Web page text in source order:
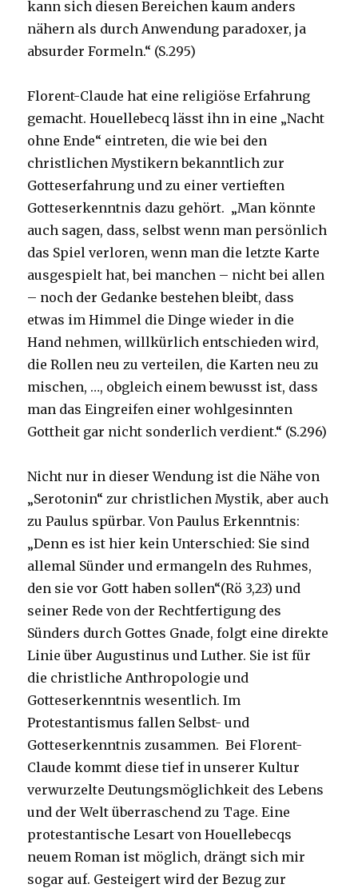
kann sich diesen Bereichen kaum anders
nähern als durch Anwendung paradoxer, ja
absurder Formeln.“ (S.295)
Florent-Claude hat eine religiöse Erfahrung
gemacht. Houellebecq lässt ihn in eine „Nacht
ohne Ende“ eintreten, die wie bei den
christlichen Mystikern bekanntlich zur
Gotteserfahrung und zu einer vertieften
Gotteserkenntnis dazu gehört. „Man könnte
auch sagen, dass, selbst wenn man persönlich
das Spiel verloren, wenn man die letzte Karte
ausgespielt hat, bei manchen – nicht bei allen
– noch der Gedanke bestehen bleibt, dass
etwas im Himmel die Dinge wieder in die
Hand nehmen, willkürlich entschieden wird,
die Rollen neu zu verteilen, die Karten neu zu
mischen, …, obgleich einem bewusst ist, dass
man das Eingreifen einer wohlgesinnten
Gottheit gar nicht sonderlich verdient.“ (S.296)
Nicht nur in dieser Wendung ist die Nähe von
„Serotonin“ zur christlichen Mystik, aber auch
zu Paulus spürbar. Von Paulus Erkenntnis:
„Denn es ist hier kein Unterschied: Sie sind
allemal Sünder und ermangeln des Ruhmes,
den sie vor Gott haben sollen“(Rö 3,23) und
seiner Rede von der Rechtfertigung des
Sünders durch Gottes Gnade, folgt eine direkte
Linie über Augustinus und Luther. Sie ist für
die christliche Anthropologie und
Gotteserkenntnis wesentlich. Im
Protestantismus fallen Selbst- und
Gotteserkenntnis zusammen. Bei Florent-
Claude kommt diese tief in unserer Kultur
verwurzelte Deutungsmöglichkeit des Lebens
und der Welt überraschend zu Tage. Eine
protestantische Lesart von Houellebecqs
neuem Roman ist möglich, drängt sich mir
sogar auf. Gesteigert wird der Bezug zur